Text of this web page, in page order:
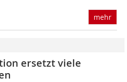
mehr
ersetzt viele